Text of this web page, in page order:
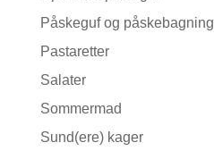
Påskeguf og påskebagning
Pastaretter
Salater
Sommermad
Sund(ere) kager